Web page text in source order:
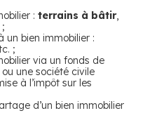
: terrains à bâtir,
un bien immobilier :
;
via un fonds de
une société civile
à l’impôt sur les
d’un bien immobilier